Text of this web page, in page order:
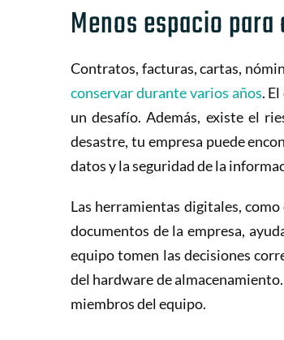
Menos espacio
Contratos, facturas, cartas,
conservar durante varios años.
un desafío. Además, existe el
desastre, tu empresa puede
datos y la seguridad de la
Las herramientas digitales,
documentos de la empresa,
equipo tomen las decisiones
del hardware de
miembros del equipo.